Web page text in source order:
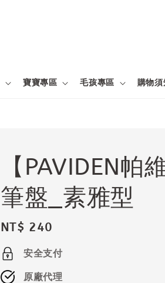
寶寶專區 毛孩專區 購物須
【PAVIDEN帕
筆盤_素雅型
Regular
price
NT$ 240
安全支付
原廠代理